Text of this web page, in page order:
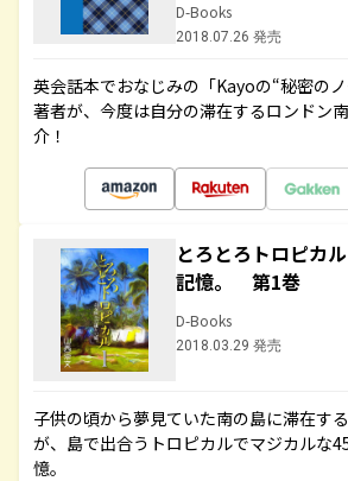
D-Books
2018.07.26 発売
英会話本でおなじみの「Kayoの“秘密の
著者が、今度は自分の滞在するロンドン
介！
とろとろトロピカ
記憶。 第1巻
D-Books
2018.03.29 発売
子供の頃から夢見ていた南の島に滞在す
が、島で出合うトロピカルでマジカルな
憶。